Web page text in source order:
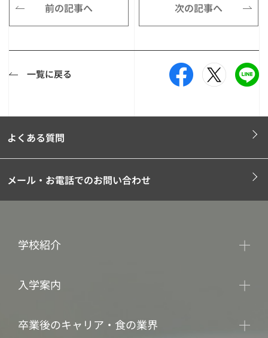
前の記事へ 次の記事へ
一覧に戻る
よくある質問
メール・お電話でのお問い合わせ
学校紹介
入学案内
卒業後のキャリア・食の業界